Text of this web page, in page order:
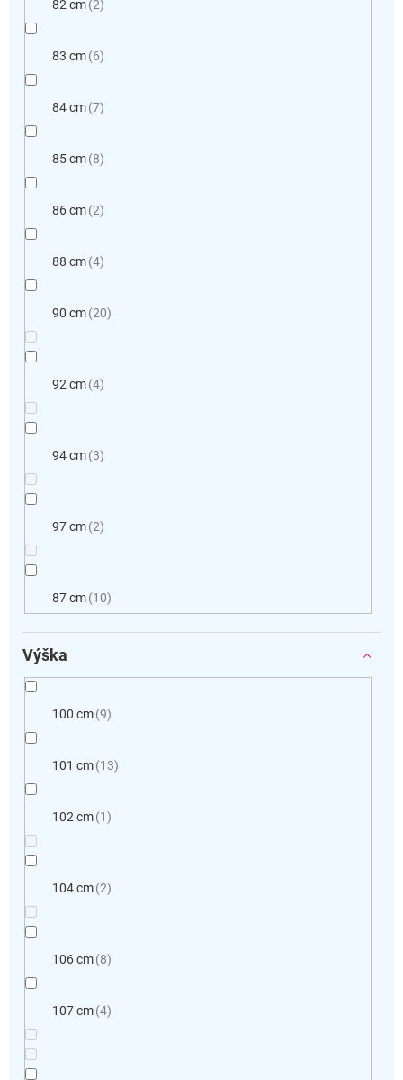
82 cm 2
83 cm 6
84 cm 7
85 cm 8
86 cm 2
88 cm 4
90 cm 20
92 cm 4
94 cm 3
97 cm 2
87 cm 10
Výška
100 cm 9
101 cm 13
102 cm 1
104 cm 2
106 cm 8
107 cm 4